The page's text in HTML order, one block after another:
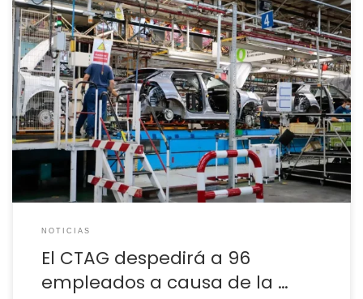
Pacta con los sindicatos rebajar la cifra inicial del ERE, que
afectaba a 150 personas, y la duración del ERTE a 80 días El
Centro Tecnológico de la Automoción de Galicia (CTAG) ha
pactado con los sindicatos un ERE que finalmente afectará
a 96 personas de una plantilla que conforman […]
NOTICIAS
El CTAG despedirá a 96
empleados a causa de la …